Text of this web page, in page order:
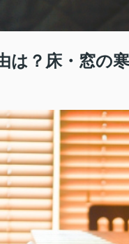
は？床・窓の